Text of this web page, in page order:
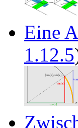
Eine
1.12.5